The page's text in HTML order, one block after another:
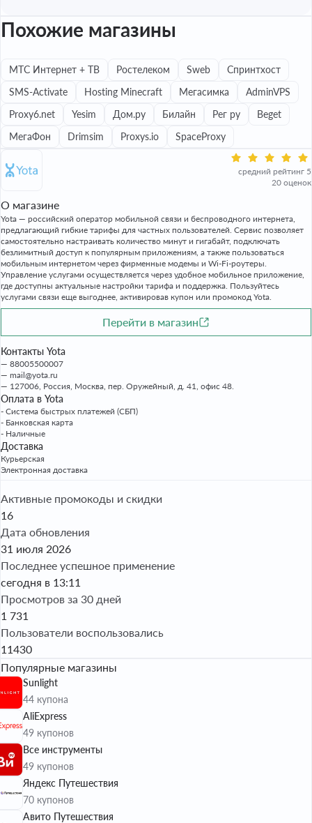
Похожие магазины
МТС Интернет + ТВ Ростелеком Sweb
Спринтхост
SMS-Activate
Hosting Minecraft Мегасимка
AdminVPS
Proxy6.net
Yesim Дом.ру Билайн Рег ру
Beget
МегаФон
Drimsim Proxys.io SpaceProxy
средний рейтинг 5
20 оценок
О магазине
Yota — российский оператор мобильной связи и беспроводного интернета,
предлагающий гибкие тарифы для частных пользователей. Сервис позволяет
самостоятельно настраивать количество минут и гигабайт, подключать
безлимитный доступ к популярным приложениям, а также пользоваться
мобильным интернетом через фирменные модемы и Wi-Fi-роутеры.
Управление услугами осуществляется через удобное мобильное приложение,
где доступны актуальные настройки тарифа и поддержка. Пользуйтесь
услугами связи еще выгоднее, активировав купон или промокод Yota.
Перейти в магазин
Контакты Yota
88005500007
mail@yota.ru
127006, Россия, Москва, пер. Оружейный, д. 41, офис 48.
Оплата в Yota
- Система быстрых платежей (СБП)
- Банковская карта
- Наличные
Доставка
Курьерская
Электронная доставка
Активные промокоды и скидки
16
Дата обновления
31 июля 2026
Последнее успешное применение
сегодня в 13:11
Просмотров за 30 дней
1 731
Пользователи воспользовались
11430
Популярные магазины
Sunlight
44 купона
AliExpress
49 купонов
Все инструменты
49 купонов
Яндекс Путешествия
70 купонов
Авито Путешествия